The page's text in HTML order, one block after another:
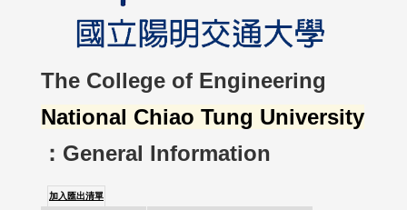
The College of Engineering
National Chiao Tung University
：General Information
加入匯出清單